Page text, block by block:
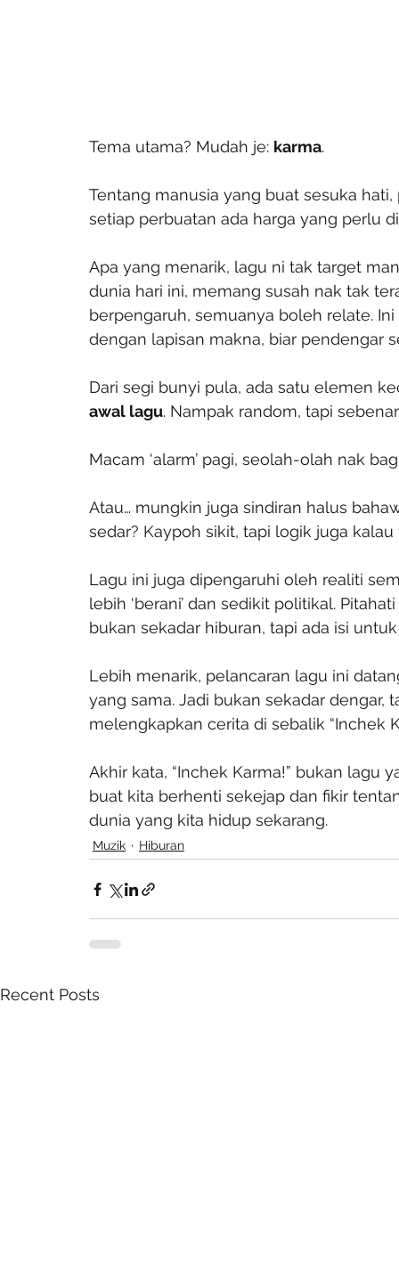
Tema utama? Mudah je: karma.
Tentang manusia yang buat sesuka
setiap perbuatan ada harga yang perlu
Apa yang menarik, lagu ni tak target
dunia hari ini, memang susah nak tak
berpengaruh, semuanya boleh relate.
dengan lapisan makna, biar pendengar
Dari segi bunyi pula, ada satu elemen
awal lagu. Nampak random, tapi
Macam ‘alarm’ pagi, seolah-olah nak
Atau… mungkin juga sindiran halus
sedar? Kaypoh sikit, tapi logik juga kalau
Lagu ini juga dipengaruhi oleh realiti
lebih ‘berani’ dan sedikit politikal.
bukan sekadar hiburan, tapi ada isi
Lebih menarik, pelancaran lagu ini
yang sama. Jadi bukan sekadar dengar,
melengkapkan cerita di sebalik “Inchek
Akhir kata, “Inchek Karma!” bukan lagu
buat kita berhenti sekejap dan fikir
dunia yang kita hidup sekarang.
Muzik Hiburan
Recent Posts